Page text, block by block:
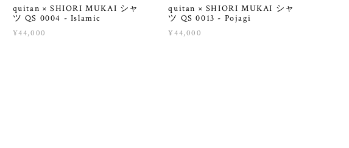
quitan × SHIORI MUKAI シャ
ツ QS 0004 - Islamic
¥44,000
quitan × SHIORI MUKAI シャ
ツ QS 0013 - Pojagi
¥44,000